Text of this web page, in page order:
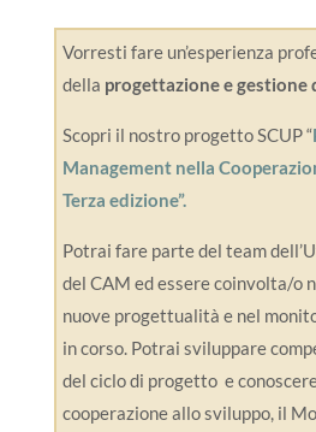
Vorresti fare un’esperienza
della progettazione e gestione
Scopri il nostro progetto SCUP “
Management nella
Terza edizione”.
Potrai fare parte del team
del CAM ed essere coinvolta/o
nuove progettualità e nel
in corso. Potrai sviluppare
del ciclo di progetto e
cooperazione allo sviluppo, il